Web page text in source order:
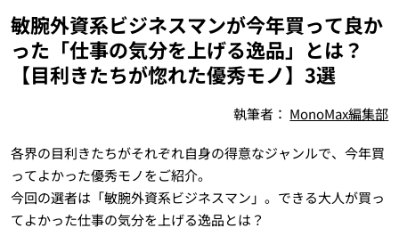
敏腕外資系ビジネスマンが今年買って良か
った「仕事の気分を上げる逸品」とは？
【目利きたちが惚れた優秀モノ】3選
執筆者： MonoMax編集部
各界の目利きたちがそれぞれ自身の得意なジャンルで、今年買
ってよかった優秀モノをご紹介。
今回の選者は「敏腕外資系ビジネスマン」。できる大人が買っ
てよかった仕事の気分を上げる逸品とは？